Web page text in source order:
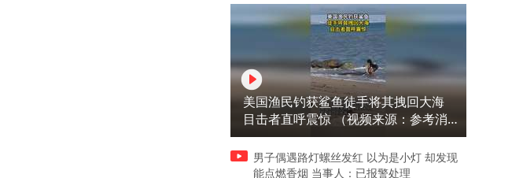
美国渔民钓获鲨鱼徒手将其拽回大海
目击者直呼震惊 （视频来源：参考消
息）
男子偶遇路灯螺丝发红 以为是小灯 却发现
能点燃香烟 当事人：已报警处理